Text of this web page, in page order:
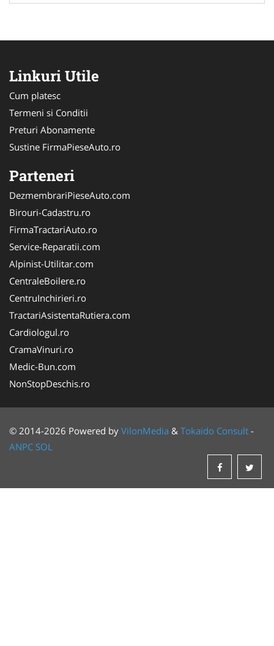
Linkuri Utile
Cum platesc
Termeni si Conditii
Preturi Abonamente
Sustine FirmaPieseAuto.ro
Parteneri
DezmembrariPieseAuto.com
Birouri-Cadastru.ro
FirmaTractariAuto.ro
Service-Reparatii.com
Alpinist-Utilitar.com
CentraleBoilere.ro
CentruInchirieri.ro
TractariAsistentaRutiera.com
Cardiologul.ro
CramaVinuri.ro
Medic-Bun.com
NonStopDeschis.ro
© 2014-2026 Powered by VilonMedia & Tokaido Consult -
ANPC SOL